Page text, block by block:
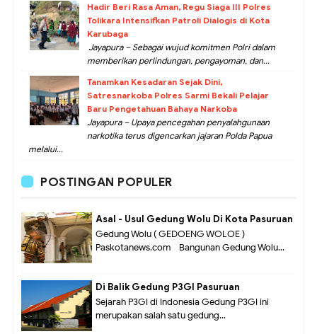
Hadir Beri Rasa Aman, Regu Siaga III Polres
Tolikara Intensifkan Patroli Dialogis di Kota
Karubaga
Jayapura – Sebagai wujud komitmen Polri dalam
memberikan perlindungan, pengayoman, dan...
Tanamkan Kesadaran Sejak Dini,
Satresnarkoba Polres Sarmi Bekali Pelajar
Baru Pengetahuan Bahaya Narkoba
Jayapura – Upaya pencegahan penyalahgunaan
narkotika terus digencarkan jajaran Polda Papua
melalui...
POSTINGAN POPULER
Asal - Usul Gedung Wolu Di Kota Pasuruan
Gedung Wolu ( GEDOENG WOLOE )
Paskotanews.com - Bangunan Gedung Wolu...
Di Balik Gedung P3GI Pasuruan
Sejarah P3GI di Indonesia Gedung P3GI ini
merupakan salah satu gedung...